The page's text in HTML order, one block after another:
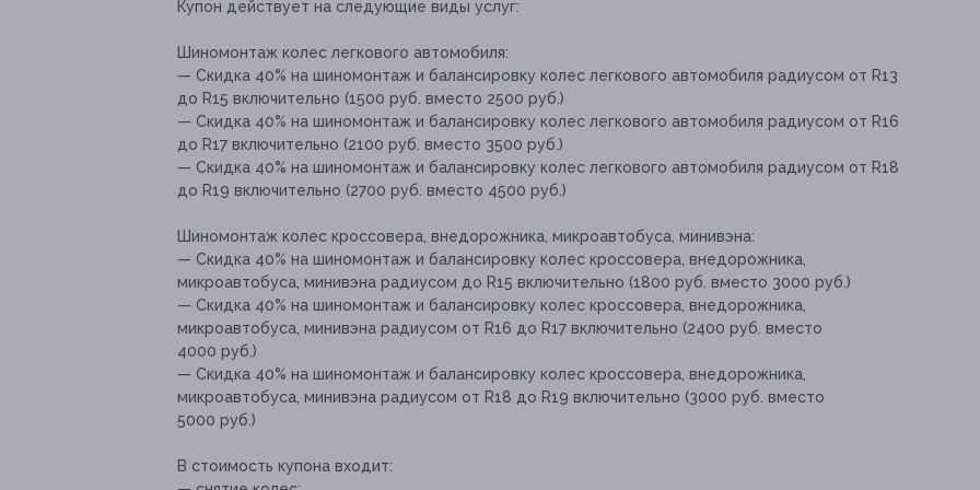
Купон действует на следующие виды услуг:
Шиномонтаж колес легкового автомобиля:
— Скидка 40% на шиномонтаж и балансировку колес легкового автомобиля радиусом от R13
до R15 включительно (1500 руб. вместо 2500 руб.)
— Скидка 40% на шиномонтаж и балансировку колес легкового автомобиля радиусом от R16
до R17 включительно (2100 руб. вместо 3500 руб.)
— Скидка 40% на шиномонтаж и балансировку колес легкового автомобиля радиусом от R18
до R19 включительно (2700 руб. вместо 4500 руб.)
Шиномонтаж колес кроссовера, внедорожника, микроавтобуса, минивэна:
— Скидка 40% на шиномонтаж и балансировку колес кроссовера, внедорожника,
микроавтобуса, минивэна радиусом до R15 включительно (1800 руб. вместо 3000 руб.)
— Скидка 40% на шиномонтаж и балансировку колес кроссовера, внедорожника,
микроавтобуса, минивэна радиусом от R16 до R17 включительно (2400 руб. вместо
4000 руб.)
— Скидка 40% на шиномонтаж и балансировку колес кроссовера, внедорожника,
микроавтобуса, минивэна радиусом от R18 до R19 включительно (3000 руб. вместо
5000 руб.)
В стоимость купона входит: